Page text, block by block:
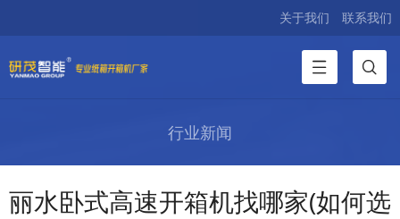
关于我们 联系我们
行业新闻
丽水卧式高速开箱机找哪家(如何选